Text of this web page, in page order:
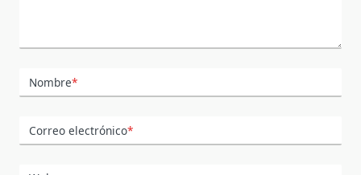
Nombre*
Correo electrónico*